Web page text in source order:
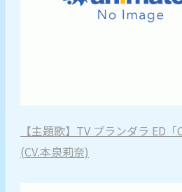
【主題歌】TV プランダラ ED
(CV.本泉莉奈)